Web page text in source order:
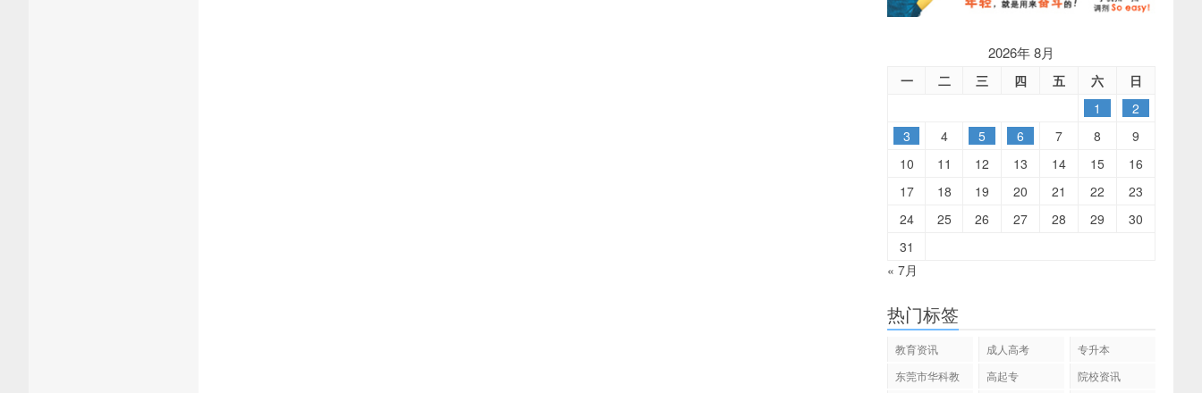
2026年 8月
一 二 三 四 五 六
日
1
2
3
4 5 6 7 8
9
10
11 12 13 14 15
16
17
18 19 20 21 22
23
24
25 26 27 28 29
30
31
« 7月
热门标签
教育资讯 成人高考
专升本
东莞市华科教
高起专 院校资讯